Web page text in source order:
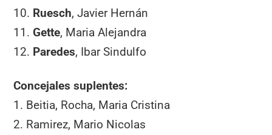
10. Ruesch, Javier Hernán
11. Gette, Maria Alejandra
12. Paredes, Ibar Sindulfo
Concejales suplentes:
1. Beitia, Rocha, Maria Cristina
2. Ramirez, Mario Nicolas